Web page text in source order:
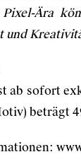
Ära
und
ab sofort
beträgt